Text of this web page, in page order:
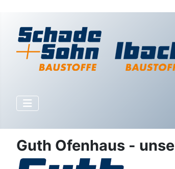
Guth Ofenhaus -